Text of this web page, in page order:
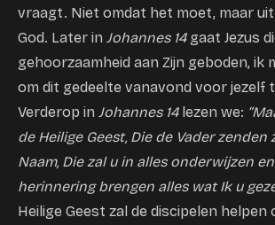
vraagt. Niet omdat het moet, maar
God. Later in Johannes 14gaat Jezus
gehoorzaamheid aan Zijn geboden, ik
om dit gedeelte vanavond voor jezelf
Verderop in Johannes 14lezen we:
de Heilige Geest, Die de Vader zenden
Naam, Die zal u in alles onderwijzen
herinnering brengen alles wat Ik u
Heilige Geest zal de discipelen helpen